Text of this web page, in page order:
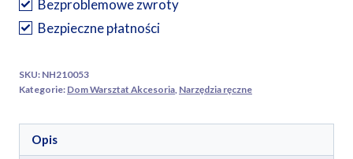
Bezproblemowe zwroty
Bezpieczne płatności
SKU: NH210053
Kategorie: Dom Warsztat Akcesoria Narzędzia ręczne
Opis